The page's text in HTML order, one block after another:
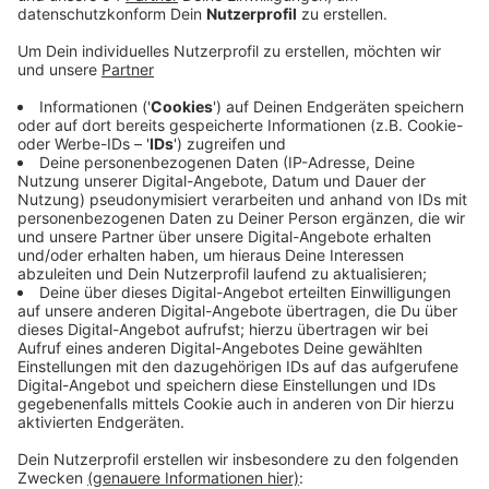
Anzeige
Auch das Jahr 2024 sei mit Umsatzrückgängen
gestartet, heißt es. Grund dafür soll unter anderem die
Rückkehr zum alten Mehrwertsteuersatz von 19
Prozent bei Speisen und Getränken sein. Deshalb
fordert der DEHOGA bessere Arbeitsbedingungen und
die Rückkehr zu sieben Prozent Mehrwertsteuer. Viele
Gastronomen am Niederrhein kämpfen außerdem noch
immer mit den Folgen der Corona-Pandemie. Das
vierte Jahr in Folge haben die Gastronomen 2023
Umsatzverluste gemacht - von -15 Prozent. Damit ist
die Lage immer noch deutlich schlechter als vor
Corona und hat sich auch im Vergleich zum Vorjahr
noch etwas verschlechtert.
Anzeige